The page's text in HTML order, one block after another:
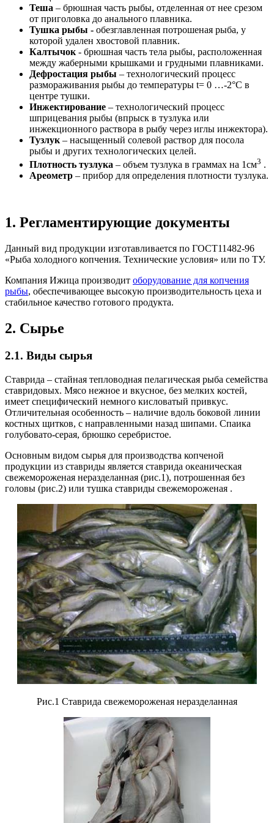
Теша – брюшная часть рыбы, отделенная от нее срезом
от приголовка до анального плавника.
Тушка рыбы - обезглавленная потрошеная рыба, у
которой удален хвостовой плавник.
Калтычок - брюшная часть тела рыбы, расположенная
между жаберными крышками и грудными плавниками.
Дефростация рыбы – технологический процесс
размораживания рыбы до температуры t= 0 …-2°С в
центре тушки.
Инжектирование – технологический процесс
шприцевания рыбы (впрыск в тузлука или
инжекционного раствора в рыбу через иглы инжектора).
Тузлук – насыщенный солевой раствор для посола
рыбы и других технологических целей.
Плотность тузлука – объем тузлука в граммах на 1см3 .
Ареометр – прибор для определения плотности тузлука.
1. Регламентирующие документы
Данный вид продукции изготавливается по ГОСТ11482-96
«Рыба холодного копчения. Технические условия» или по ТУ.
Компания Ижица производит оборудование для копчения
рыбы, обеспечивающее высокую производительность цеха и
стабильное качество готового продукта.
2. Сырье
2.1. Виды сырья
Ставрида – стайная тепловодная пелагическая рыба семейства
ставридовых. Мясо нежное и вкусное, без мелких костей,
имеет специфический немного кисловатый привкус.
Отличительная особенность – наличие вдоль боковой линии
костных щитков, с направленными назад шипами. Спаика
голубовато-серая, брюшко серебристое.
Основным видом сырья для производства копченой
продукции из ставриды является ставрида океаническая
свежемороженая неразделанная (рис.1), потрошенная без
головы (рис.2) или тушка ставриды свежемороженая .
Рис.1 Ставрида свежемороженая неразделанная